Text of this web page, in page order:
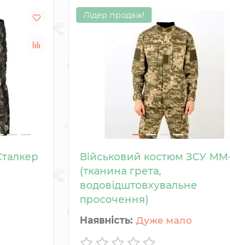
Лідер продаж!
Військовий костюм ЗСУ
(тканина грета,
водовідштовхувальне
просочення)
Дуже мало